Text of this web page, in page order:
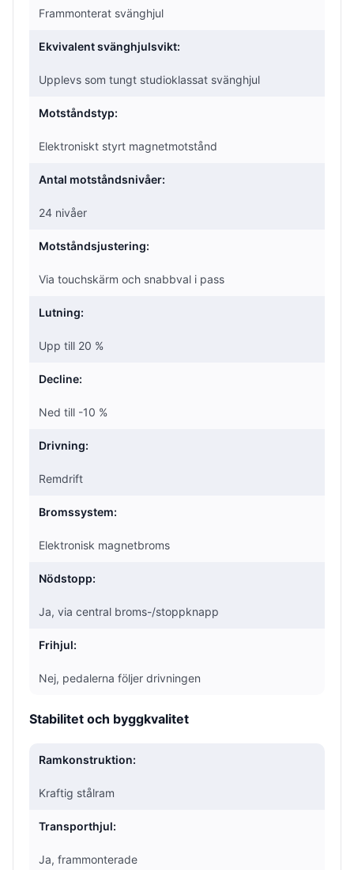
Frammonterat svänghjul
Ekvivalent svänghjulsvikt:
Upplevs som tungt studioklassat svänghjul
Motståndstyp:
Elektroniskt styrt magnetmotstånd
Antal motståndsnivåer:
24 nivåer
Motståndsjustering:
Via touchskärm och snabbval i pass
Lutning:
Upp till 20 %
Decline:
Ned till -10 %
Drivning:
Remdrift
Bromssystem:
Elektronisk magnetbroms
Nödstopp:
Ja, via central broms-/stoppknapp
Frihjul:
Nej, pedalerna följer drivningen
Stabilitet och byggkvalitet
Ramkonstruktion:
Kraftig stålram
Transporthjul:
Ja, frammonterade